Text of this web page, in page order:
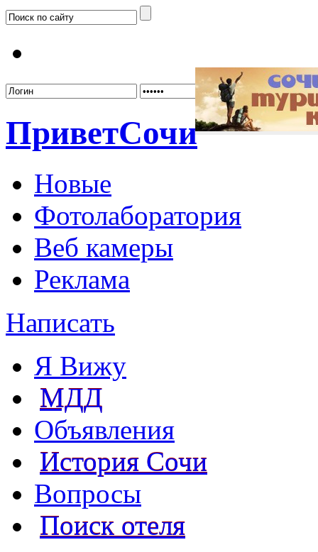
ПриветСочи
Новые
Фотолаборатория
Веб камеры
Реклама
Написать
Я Вижу
МДД
Объявления
История Сочи
Вопросы
Поиск отеля